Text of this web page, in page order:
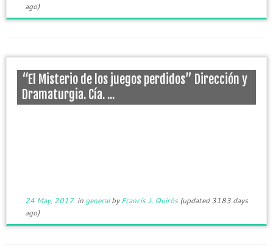
ago)
“El Misterio de los juegos perdidos” Dirección y
Dramaturgia. Cía. ...
24 May, 2017in generalbyFrancis J. Quirós(updated 3183 days
ago)